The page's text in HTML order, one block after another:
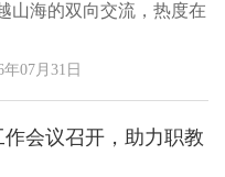
山海的双向交流，热度在
年07月31日
会议召开，助力职教